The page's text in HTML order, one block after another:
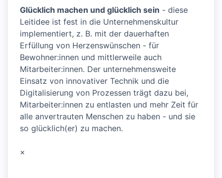
Glücklich machen und glücklich sein - diese
Leitidee ist fest in die Unternehmenskultur
implementiert, z. B. mit der dauerhaften
Erfüllung von Herzenswünschen - für
Bewohner:innen und mittlerweile auch
Mitarbeiter:innen. Der unternehmensweite
Einsatz von innovativer Technik und die
Digitalisierung von Prozessen trägt dazu bei,
Mitarbeiter:innen zu entlasten und mehr Zeit für
alle anvertrauten Menschen zu haben - und sie
so glücklich(er) zu machen.
×